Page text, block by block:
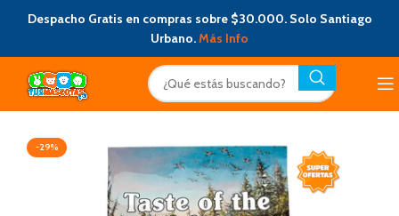
Despacho Gratis en compras sobre $30.000. Solo Santiago
Urbano.Más Info
-29%